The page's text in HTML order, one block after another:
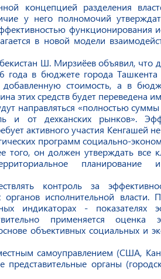
концепцией разделения
у него полномочий
функционирования
в новой модели
Ш. Мирзиёев объявил, что
в бюджете города Ташкента
добавленную стоимость, а в
этих средств будет переведена
направляться «полностью суммы
и от дехканских рынков».
активного участия Кенгашей
программ социально-
того, он должен утверждать все
планирование
контроль за
органов исполнительной
индикаторах - показателях
применяется оценка
объективных социальных и
самоуправлением (США,
органы